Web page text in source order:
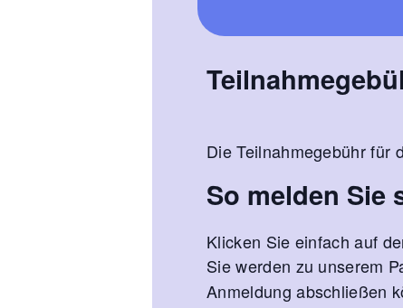
Die Teilnahmegebühr für
So melden Sie
Klicken Sie einfach auf
Sie werden zu unserem
Anmeldung abschließen